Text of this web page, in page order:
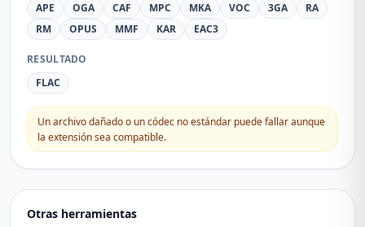
APE
OGA CAF MPC MKA VOC 3GA
RA
RM
OPUS MMF KAR EAC3
RESULTADO
FLAC
Un archivo dañado o un códec no estándar puede fallar aunque
la extensión sea compatible.
Otras herramientas